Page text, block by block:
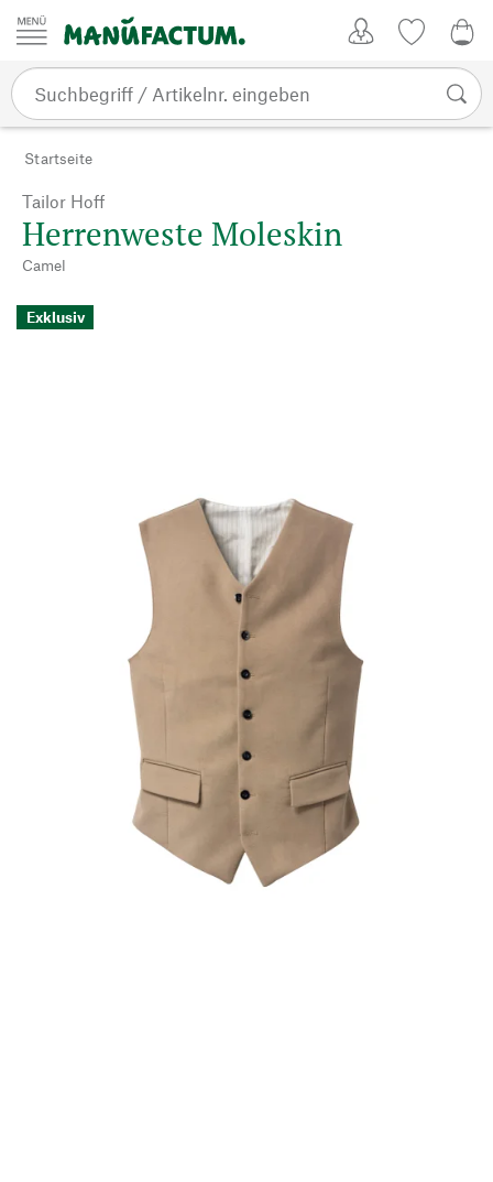
Zum Inhalt springen
Startseite
Tailor Hoff
Herrenweste Moleskin
Camel
Exklusiv